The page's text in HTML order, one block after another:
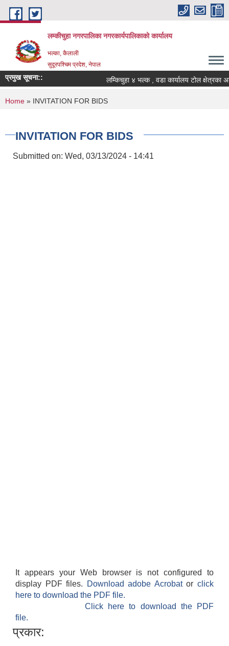
Skip to main content
लम्कीचुहा नगरपालिका नगरकार्यपालिकाको कार्यालय
भल्का, कैलाली
सुदूरपश्चिम प्रदेश, नेपाल
प्रमुख सूचना::
You are here
Home » INVITATION FOR BIDS
INVITATION FOR BIDS
Submitted on: Wed, 03/13/2024 - 14:41
It appears your Web browser is not configured to
display PDF files.
Download adobe Acrobatorclick
here to download the PDF file.
Click here to download the PDF
file.
प्रकार: